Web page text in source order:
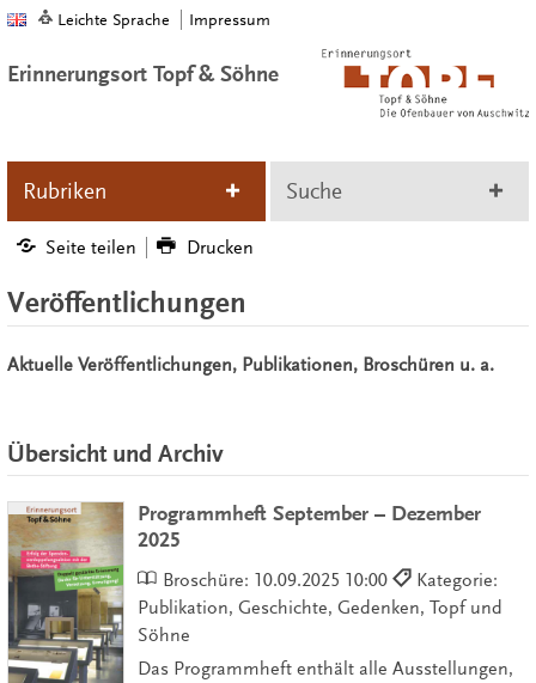
Leichte Sprache Impressum
Erinnerungsort Topf & Söhne
Rubriken Suche
Seite teilen Drucken
Veröffentlichungen
Aktuelle Veröffentlichungen, Publikationen, Broschüren u. a.
Übersicht und Archiv
Programmheft September – Dezember
2025
Broschüre: 10.09.2025 10:00
Kategorie:
Publikation, Geschichte, Gedenken, Topf und
Söhne
Das Programmheft enthält alle Ausstellungen,